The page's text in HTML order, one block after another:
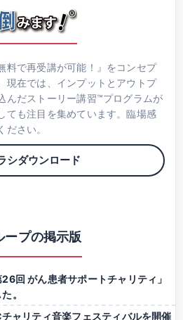
料で再受講が可能！』をコンセプ
現在では、インプットとアウトプ
んだストーリー講習™プログラムが
ても注目を集めています。臨場感
さい。
シダウンロード
ープの掲示版
26回 がん患者サポートチャリティ」
。
ャリティ音楽フェスティバルを開催